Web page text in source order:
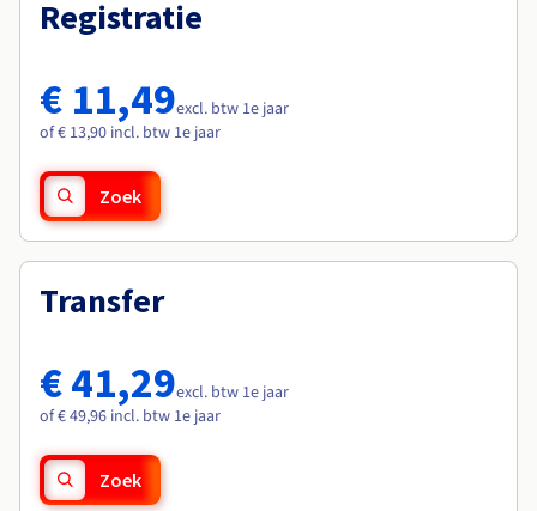
Tarieven
Roadmap & Changelog
Monitoring
Roadmap & Changelog
Roadmap & Changelog
Roadmap & Changelog
Roadmap & Changelog
Registratie
€ 11,49excl. btw 1e jaar
of € 13,90 incl. btw 1e jaar
Zoek
Transfer
€ 41,29excl. btw 1e jaar
of € 49,96 incl. btw 1e jaar
Zoek